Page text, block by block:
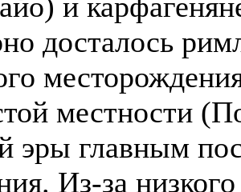
досталось
местности
эры главным
Из-за